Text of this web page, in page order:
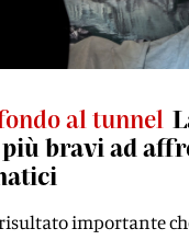
al tunnel
bravi ad
importante